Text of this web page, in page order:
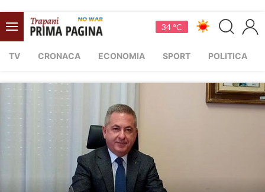
34 °C
TV CRONACA ECONOMIA SPORT POLITICA